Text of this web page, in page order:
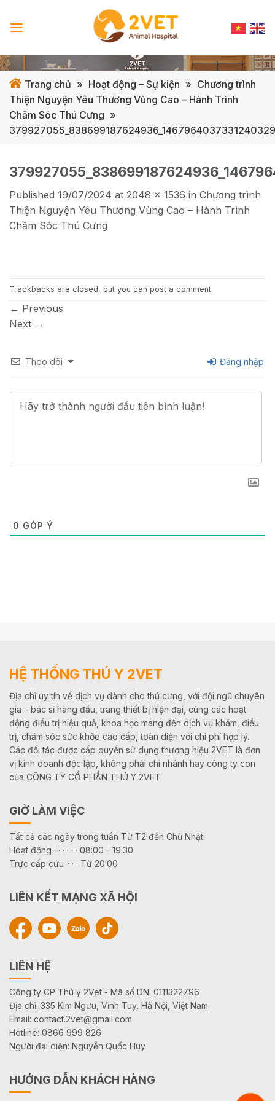
Trang chủ » Hoạt động – Sự kiện » Chương trình
Thiện Nguyện Yêu Thương Vùng Cao – Hành Trình
Chăm Sóc Thú Cưng »
Published 19/07/2024 at 2048 × 1536 in Chương trình
Thiện Nguyện Yêu Thương Vùng Cao – Hành Trình
Chăm Sóc Thú Cưng
Trackbacks are closed, but you can post a comment.
← Previous
Next →
Theo dõi Đăng nhập
0 GÓP Ý
HỆ THỐNG THÚ Y 2VET
Địa chỉ uy tín về dịch vụ dành cho thú cưng, với đội ngũ chuyên
gia – bác sĩ hàng đầu, trang thiết bị hiện đại, cùng các hoạt
động điều trị hiệu quả, khoa học mang đến dịch vụ khám, điều
trị, chăm sóc sức khỏe cao cấp, toàn diện với chi phí hợp lý.
Các đối tác được cấp quyền sử dụng thương hiệu 2VET là đơn
vị kinh doanh độc lập, không phải chi nhánh hay công ty con
của CÔNG TY CỔ PHẦN THÚ Y 2VET
GIỜ LÀM VIỆC
Tất cả các ngày trong tuần Từ T2 đến Chủ Nhật
Hoạt động · · · · · · 08:00 - 19:30
Trực cấp cứu· · · · Từ 20:00
LIÊN KẾT MẠNG XÃ HỘI
LIÊN HỆ
Công ty CP Thú y 2Vet - Mã số DN: 0111322796
Địa chỉ: 335 Kim Ngưu, Vĩnh Tuy, Hà Nội, Việt Nam
Email: contact.2vet@gmail.com
Hotline: 0866 999 826
Người đại diện: Nguyễn Quốc Huy
HƯỚNG DẪN KHÁCH HÀNG